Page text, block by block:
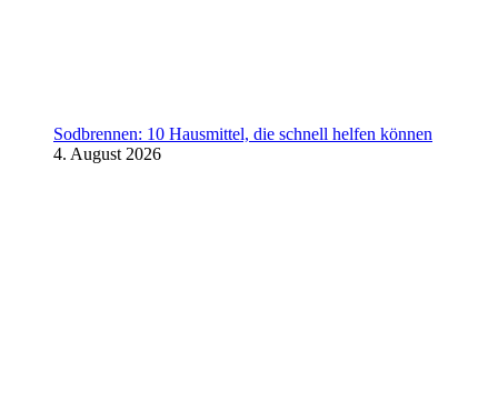
Sodbrennen: 10 Hausmittel, die schnell helfen können
4. August 2026